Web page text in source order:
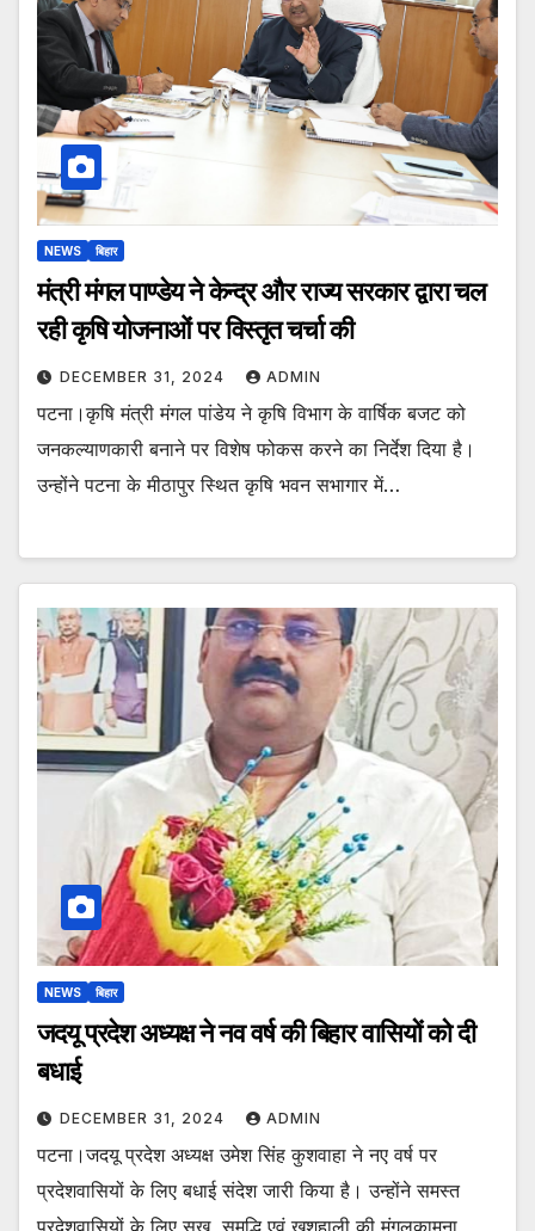
NEWS बिहार
मंत्री मंगल पाण्डेय ने केन्द्र और राज्य सरकार द्वारा चल
रही कृषि योजनाओं पर विस्तृत चर्चा की
DECEMBER 31, 2024 ADMIN
पटना।कृषि मंत्री मंगल पांडेय ने कृषि विभाग के वार्षिक बजट को
जनकल्याणकारी बनाने पर विशेष फोकस करने का निर्देश दिया है।
उन्होंने पटना के मीठापुर स्थित कृषि भवन सभागार में…
NEWS बिहार
जदयू प्रदेश अध्यक्ष ने नव वर्ष की बिहार वासियों को दी
बधाई
DECEMBER 31, 2024 ADMIN
पटना।जदयू प्रदेश अध्यक्ष उमेश सिंह कुशवाहा ने नए वर्ष पर
प्रदेशवासियों के लिए बधाई संदेश जारी किया है। उन्होंने समस्त
प्रदेशवासियों के लिए सुख, समृद्धि एवं खुशहाली की मंगलकामना